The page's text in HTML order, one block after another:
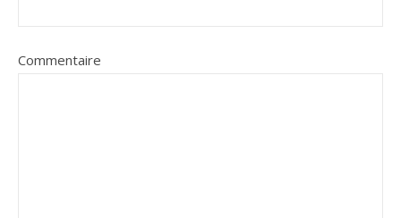
Commentaire